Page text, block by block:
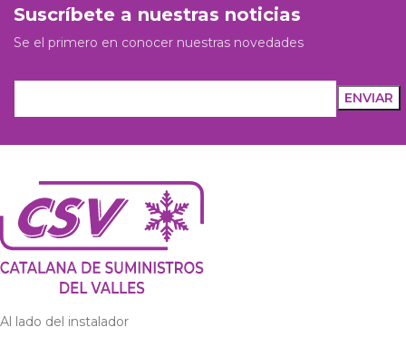
Suscríbete a nuestras noticias
Se el primero en conocer nuestras novedades
Al lado del instalador